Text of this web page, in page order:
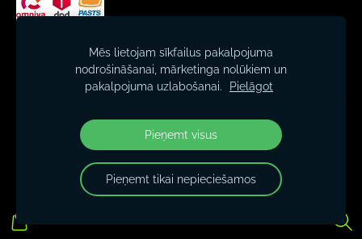
Reģ. nr. 40103011290
Beberbeķu iela 58, Rīga, LV-1029
© 2026 www.sasliki.lv
Mēs lietojam sīkfailus pakalpojuma
nodrošināšanai, mārketinga nolūkiem un
pakalpojuma uzlabošanai.
Pielāgot
Pieņemt visus
Pieņemt tikai nepieciešamos